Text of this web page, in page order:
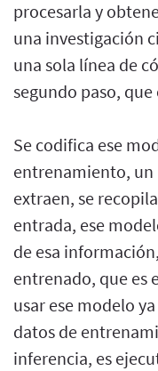
procesarla y
una investigación
una sola línea de
segundo paso,
Se codifica ese
entrenamiento, un
extraen, se
entrada, ese
de esa
entrenado, que es
usar ese modelo
datos de
inferencia, es